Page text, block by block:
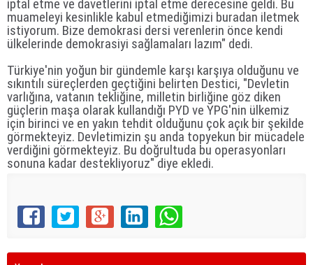
iptal etme ve davetlerini iptal etme derecesine geldi. Bu
muameleyi kesinlikle kabul etmediğimizi buradan iletmek
istiyorum. Bize demokrasi dersi verenlerin önce kendi
ülkelerinde demokrasiyi sağlamaları lazım" dedi.
Türkiye'nin yoğun bir gündemle karşı karşıya olduğunu ve
sıkıntılı süreçlerden geçtiğini belirten Destici, "Devletin
varlığına, vatanın tekliğine, milletin birliğine göz diken
güçlerin maşa olarak kullandığı PYD ve YPG'nin ülkemiz
için birinci ve en yakın tehdit olduğunu çok açık bir şekilde
görmekteyiz. Devletimizin şu anda topyekun bir mücadele
verdiğini görmekteyiz. Bu doğrultuda bu operasyonları
sonuna kadar destekliyoruz" diye ekledi.